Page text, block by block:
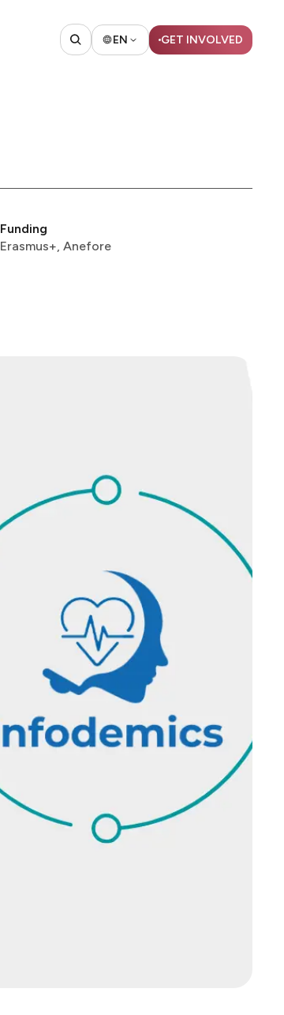
EN GET INVOLVED​​​​‌ ‍ ​‍​‍‌‍ ‌ ​‍‌‍‍‌‌‍‌ ‌‍‍‌‌‍ ‍​‍​‍​ ‍‍​‍​‍‌ ​ ‌‍​‌‌‍ ‍‌‍‍‌‌ ‌​‌ ‍‌​‍ ‍‌‍‍‌‌‍ ​‍​‍​‍ ​​‍​‍‌‍‍​‌ ​‍‌‍‌‌‌‍‌‍​‍​‍​ ‍‍​‍​‍​‍ ‌ ​ ‌ ‌​‌ ‌‌‌‍‌​‌‍‍‌‌‍ ​‍ ‌‍‍‌‌‍ ‍‌ ‌​‌‍‌‌‌‍ ‍‌ ‌​​‍ ‌‍‌‌‌‍‌​‌‍‍‌‌ ‌​​‍ ‌‍ ‌‌‍ ‌‍‌​‌‍‌‌​ ‌‌ ​​‌ ​‍‌‍‌‌‌ ​ ‌‍‌‌‌‍ ‍‌ ‌​‌‍​‌‌ ‌​‌‍‍‌‌‍ ‌‍ ‍​ ‍ ‌‍‍‌‌‍‌​​ ‌‌ ​ ‌‍‍‌‌ ‌​‌‍‌‌‌‌​ ‌‍‌‌‌ ‌​‌ ‌​‌‍‍‌‌‍ ‍‌‍‌ ‌ ​ ​ ‍ ‌ ‌​‌ ‍‌‌ ​​‌‍‌‌​ ‌‌ ​ ‌‍‍‌‌ ‌​‌‍‌‌‌‌​ ‌‍‌‌‌ ‌​‌ ‌​‌‍‍‌‌‍ ‍‌‍‌ ‌ ​ ​ ‍ ‌ ​​‌‍​‌‌ ‌​‌‍‍​​ ‌‌‍ ‍‌‍​‌‌ ‌‍‌‍​‍‌‍​‌‌ ​‍​‍ ‍‌‍​ ‌ ‌​‌‍​‌‌​​‍‌ ‌‌‌ ‌​‌ ‌​‌‍ ‌‍ ‍​‍ ‍‌ ‌​‌‍‌‌‌ ‍​‌ ‌​​ ‌‍​‍‌‍​‌‌ ​ ‌‍‌‌‌‌‌‌‌ ​‍‌‍ ​​ ‌​‍‌‌​ ​‍‌​‌‍‌ ​ ‌ ‌​‌ ‌‌‌‍‌​‌‍‍‌‌‍ ​‍‌‍‌‍‍‌‌‍‌​​ ‌‌ ​ ‌‍‍‌‌ ‌​‌‍‌‌‌‌​ ‌‍‌‌‌ ‌​‌ ‌​‌‍‍‌‌‍ ‍‌‍‌ ‌ ​ ​‍‌‍‌ ‌​‌ ‍‌‌ ​​‌‍‌‌​ ‌‌ ​ ‌‍‍‌‌ ‌​‌‍‌‌‌‌​ ‌‍‌‌‌ ‌​‌ ‌​‌‍‍‌‌‍ ‍‌‍‌ ‌ ​ ​‍‌‍‌ ​​‌‍​‌‌ ‌​‌‍‍​​ ‌‌‍ ‍‌‍​‌‌ ‌‍‌‍​‍‌‍​‌‌ ​‍​‍ ‍‌‍​ ‌ ‌​‌‍​‌‌​​‍‌ ‌‌‌ ‌​‌ ‌​‌‍ ‌‍ ‍​‍ ‍‌ ‌​‌‍‌‌‌ ‍​‌ ‌​​‍‌‍‌ ​​‌‍‌‌‌ ​‍‌ ​ ‌ ​​‌‍‌‌‌‍​ ‌ ‌​‌‍‍‌‌ ‌‍‌‍‌‌​ ‌‌ ​​‌ ‌‌‌‍​‍‌‍ ​‌‍‍‌‌ ​ ‌‍‍​‌‍‌‌‌‍‌​​‍​‍‌ ‌
Funding
Erasmus+, Anefore​​​​‌ ‍ ​‍​‍‌‍ ‌ ​‍‌‍‍‌‌‍‌ ‌‍‍‌‌‍ ‍​‍​‍​ ‍‍​‍​‍‌ ​ ‌‍​‌‌‍ ‍‌‍‍‌‌ ‌​‌ ‍‌​‍ ‍‌‍‍‌‌‍ ​‍​‍​‍ ​​‍​‍‌‍‍​‌ ​‍‌‍‌‌‌‍‌‍​‍​‍​ ‍‍​‍​‍​‍ ‌ ​ ‌ ‌​‌ ‌‌‌‍‌​‌‍‍‌‌‍ ​‍ ‌‍‍‌‌‍ ‍‌ ‌​‌‍‌‌‌‍ ‍‌ ‌​​‍ ‌‍‌‌‌‍‌​‌‍‍‌‌ ‌​​‍ ‌‍ ‌‌‍ ‌‍‌​‌‍‌‌​ ‌‌ ​​‌ ​‍‌‍‌‌‌ ​ ‌‍‌‌‌‍ ‍‌ ‌​‌‍​‌‌ ‌​‌‍‍‌‌‍ ‌‍ ‍​ ‍ ‌‍‍‌‌‍‌​​ ‌​ ‌‌​ ​‍‌‍​ ​ ‌​‌‍​ ​ ‌‌​ ​‍‌‍‌​​‍ ‌‌‍​‍‌‍‌‍​ ‌‌​ ‍​​‍ ‌​ ‌​‌‍‌‌​ ‍‌‌‍‌‍​‍ ‌​ ‍​​ ‌ ​ ‌‌​ ‌‍​‍ ‌​ ‍​‌‍​‍​ ‌​​ ‌‌​ ​​​ ​ ‌‍‌‌​ ​‍​ ‌ ​ ​‌‌‍​‌​ ‌‌​ ‍ ‌ ‌​‌ ‍‌‌ ​​‌‍‌‌​ ‌‌ ​​‌ ​‍‌‍ ‌‍‍‍‌‍‌‌‌‍​ ‌ ‌​​ ‍ ‌ ​​‌‍​‌‌ ‌​‌‍‍​​ ‌‌‍‌​‌‍‌‌‌ ‌​‌‍​‌‌‍‍‌‌‍ ​‌ ​ ​‍‌‌​ ‌‌‌​​‍‌‌ ‌‍‍ ‌‍‌‌‌ ‍‌​‍‌‌​ ​ ‌​‌​​‍‌‌​ ​ ‌​‌​​‍‌‌​ ​‍​ ​‍​ ‍‌​ ‌ ​ ‌‍​ ‍​​ ​ ​ ​‌‌‍​‌​ ‍‌​ ‍​​ ‌‌​ ​ ​ ‌ ​‍‌‌​ ​‍​ ​‍​‍‌‌​ ‌‌‌​‌​​‍ ‍‌‍‍‌‌‍ ‍‌‍‌‍‌‍ ​ ‌‍​‍‌‍​‌‌ ​ ‌‍‌‌‌‌‌‌‌ ​‍‌‍ ​​ ‌​‍‌‌​ ​‍‌​‌‍‌ ​ ‌ ‌​‌ ‌‌‌‍‌​‌‍‍‌‌‍ ​‍‌‍‌‍‍‌‌‍‌​​ ‌​ ‌‌​ ​‍‌‍​ ​ ‌​‌‍​ ​ ‌‌​ ​‍‌‍‌​​‍ ‌‌‍​‍‌‍‌‍​ ‌‌​ ‍​​‍ ‌​ ‌​‌‍‌‌​ ‍‌‌‍‌‍​‍ ‌​ ‍​​ ‌ ​ ‌‌​ ‌‍​‍ ‌​ ‍​‌‍​‍​ ‌​​ ‌‌​ ​​​ ​ ‌‍‌‌​ ​‍​ ‌ ​ ​‌‌‍​‌​ ‌‌​‍‌‍‌ ‌​‌ ‍‌‌ ​​‌‍‌‌​ ‌‌ ​​‌ ​‍‌‍ ‌‍‍‍‌‍‌‌‌‍​ ‌ ‌​​‍‌‍‌ ​​‌‍​‌‌ ‌​‌‍‍​​ ‌‌‍‌​‌‍‌‌‌ ‌​‌‍​‌‌‍‍‌‌‍ ​‌ ​ ​‍‌‌​ ‌‌‌​​‍‌‌ ‌‍‍ ‌‍‌‌‌ ‍‌​‍‌‌​ ​ ‌​‌​​‍‌‌​ ​ ‌​‌​​‍‌‌​ ​‍​ ​‍​ ‍‌​ ‌ ​ ‌‍​ ‍​​ ​ ​ ​‌‌‍​‌​ ‍‌​ ‍​​ ‌‌​ ​ ​ ‌ ​‍‌‌​ ​‍​ ​‍​‍‌‌​ ‌‌‌​‌​​‍ ‍‌‍‍‌‌‍ ‍‌‍‌‍‌‍ ​‍‌‍‌ ​​‌‍‌‌‌ ​‍‌ ​ ‌ ​​‌‍‌‌‌‍​ ‌ ‌​‌‍‍‌‌ ‌‍‌‍‌‌​ ‌‌ ​​‌ ‌‌‌‍​‍‌‍ ​‌‍‍‌‌ ​ ‌‍‍​‌‍‌‌‌‍‌​​‍​‍‌ ‌